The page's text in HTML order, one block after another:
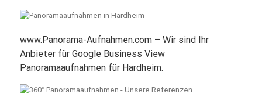
www.Panorama-Aufnahmen.com – Wir sind Ihr
Anbieter für Google Business View
Panoramaaufnahmen für Hardheim.